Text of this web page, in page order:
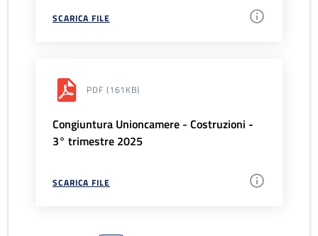
SCARICA FILE
PDF (161KB)
Congiuntura Unioncamere - Costruzioni -
3° trimestre 2025
SCARICA FILE